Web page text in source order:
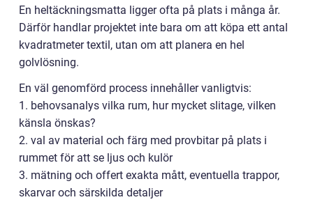
En heltäckningsmatta ligger ofta på plats i många år.
Därför handlar projektet inte bara om att köpa ett antal
kvadratmeter textil, utan om att planera en hel
golvlösning.
En väl genomförd process innehåller vanligtvis:
1. behovsanalys vilka rum, hur mycket slitage, vilken
känsla önskas?
2. val av material och färg med provbitar på plats i
rummet för att se ljus och kulör
3. mätning och offert exakta mått, eventuella trappor,
skarvar och särskilda detaljer